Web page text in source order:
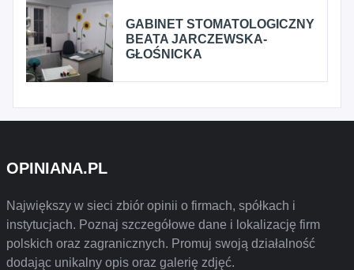
GABINET STOMATOLOGICZNY
BEATA JARCZEWSKA-
GŁOŚNICKA
OPINIANA.PL
Największy w sieci zbiór opinii o firmach, spółkach i
instytucjach. Poznaj szczegółowe dane i lokalizację firm
polskich oraz zagranicznych. Promuj swoją działalność
dodając unikalny opis oraz galerię zdjęć.